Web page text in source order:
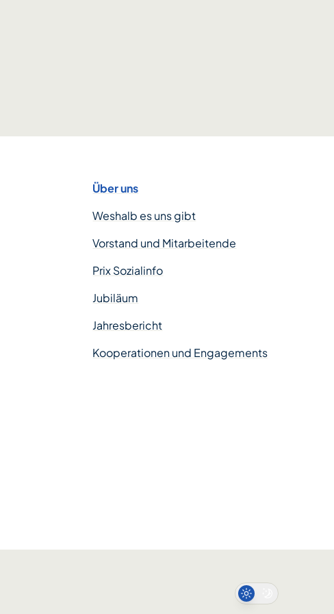
Über uns
Weshalb es uns gibt
Vorstand und Mitarbeitende
Prix Sozialinfo
Jubiläum
Jahresbericht
Kooperationen und Engagements